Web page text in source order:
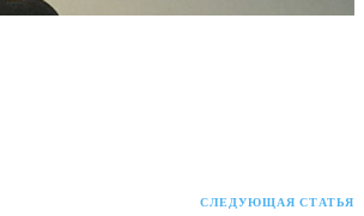
СЛЕДУЮЩАЯ СТАТЬЯ